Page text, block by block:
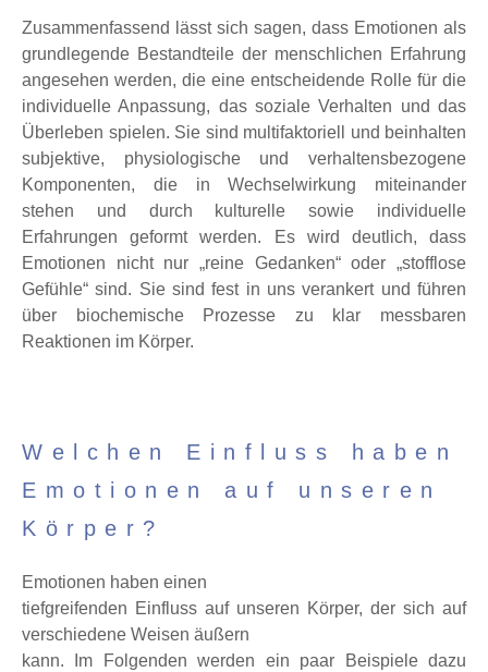
Zusammenfassend lässt sich sagen, dass Emotionen als
grundlegende Bestandteile der menschlichen Erfahrung
angesehen werden, die eine entscheidende Rolle für die
individuelle Anpassung, das soziale Verhalten und das
Überleben spielen. Sie sind multifaktoriell und beinhalten
subjektive, physiologische und verhaltensbezogene
Komponenten, die in Wechselwirkung miteinander
stehen und durch kulturelle sowie individuelle
Erfahrungen geformt werden. Es wird deutlich, dass
Emotionen nicht nur „reine Gedanken“ oder „stofflose
Gefühle“ sind. Sie sind fest in uns verankert und führen
über biochemische Prozesse zu klar messbaren
Reaktionen im Körper.
Welchen Einfluss haben
Emotionen auf unseren
Körper?
Emotionen haben einen
tiefgreifenden Einfluss auf unseren Körper, der sich auf
verschiedene Weisen äußern
kann. Im Folgenden werden ein paar Beispiele dazu